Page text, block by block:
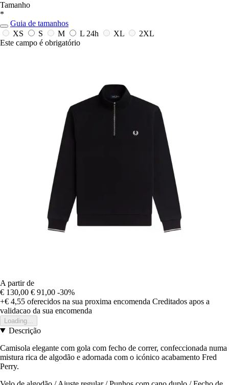
Tamanho
*
Guia de tamanhos
XS
S M L 24h XL
2XL
Este campo é obrigatório
A partir de
€ 130,00 € 91,00 -30%
+€ 4,55 oferecidos na sua proxima encomenda Creditados apos a
validacao da sua encomenda
Loading...
Descrição
Camisola elegante com gola com fecho de correr, confeccionada numa
mistura rica de algodão e adornada com o icónico acabamento Fred
Perry.